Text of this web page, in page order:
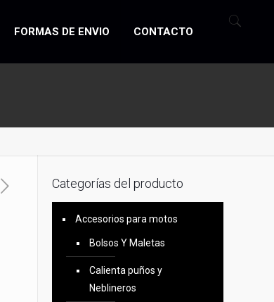
FORMAS DE ENVIO CONTACTO
Categorías del producto
Accesorios para motos
Bolsos Y Maletas
Calienta puños y
Neblineros